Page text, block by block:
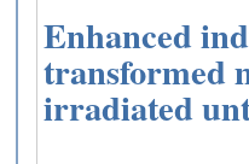
Enhanced
transformed
irradiated